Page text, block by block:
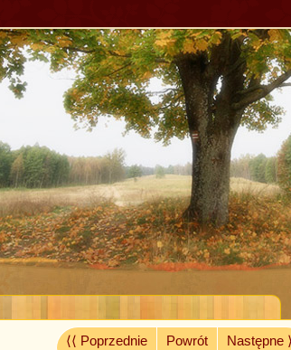
⟨⟨ Poprzednie Powrót Następne